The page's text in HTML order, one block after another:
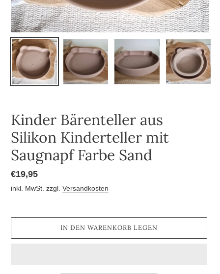
Kinder Bärenteller aus
Silikon Kinderteller mit
Saugnapf Farbe Sand
Normaler
Preis
€19,95
inkl. MwSt. zzgl. Versandkosten
IN DEN WARENKORB LEGEN